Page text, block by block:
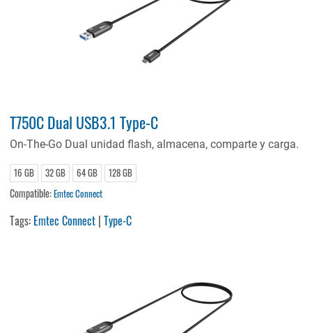
T750C Dual USB3.1 Type-C
On-The-Go Dual unidad flash, almacena, comparte y carga.
16 GB 32 GB 64 GB 128 GB
Compatible:Emtec Connect
Tags: Emtec Connect |Type-C